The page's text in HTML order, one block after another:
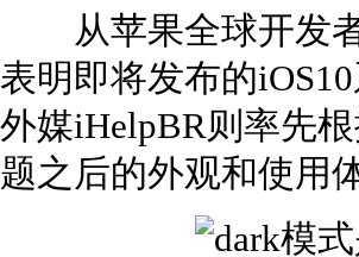
从苹果全球开发者
表明即将发布的
外媒iHelpBR则率先
题之后的外观和使用